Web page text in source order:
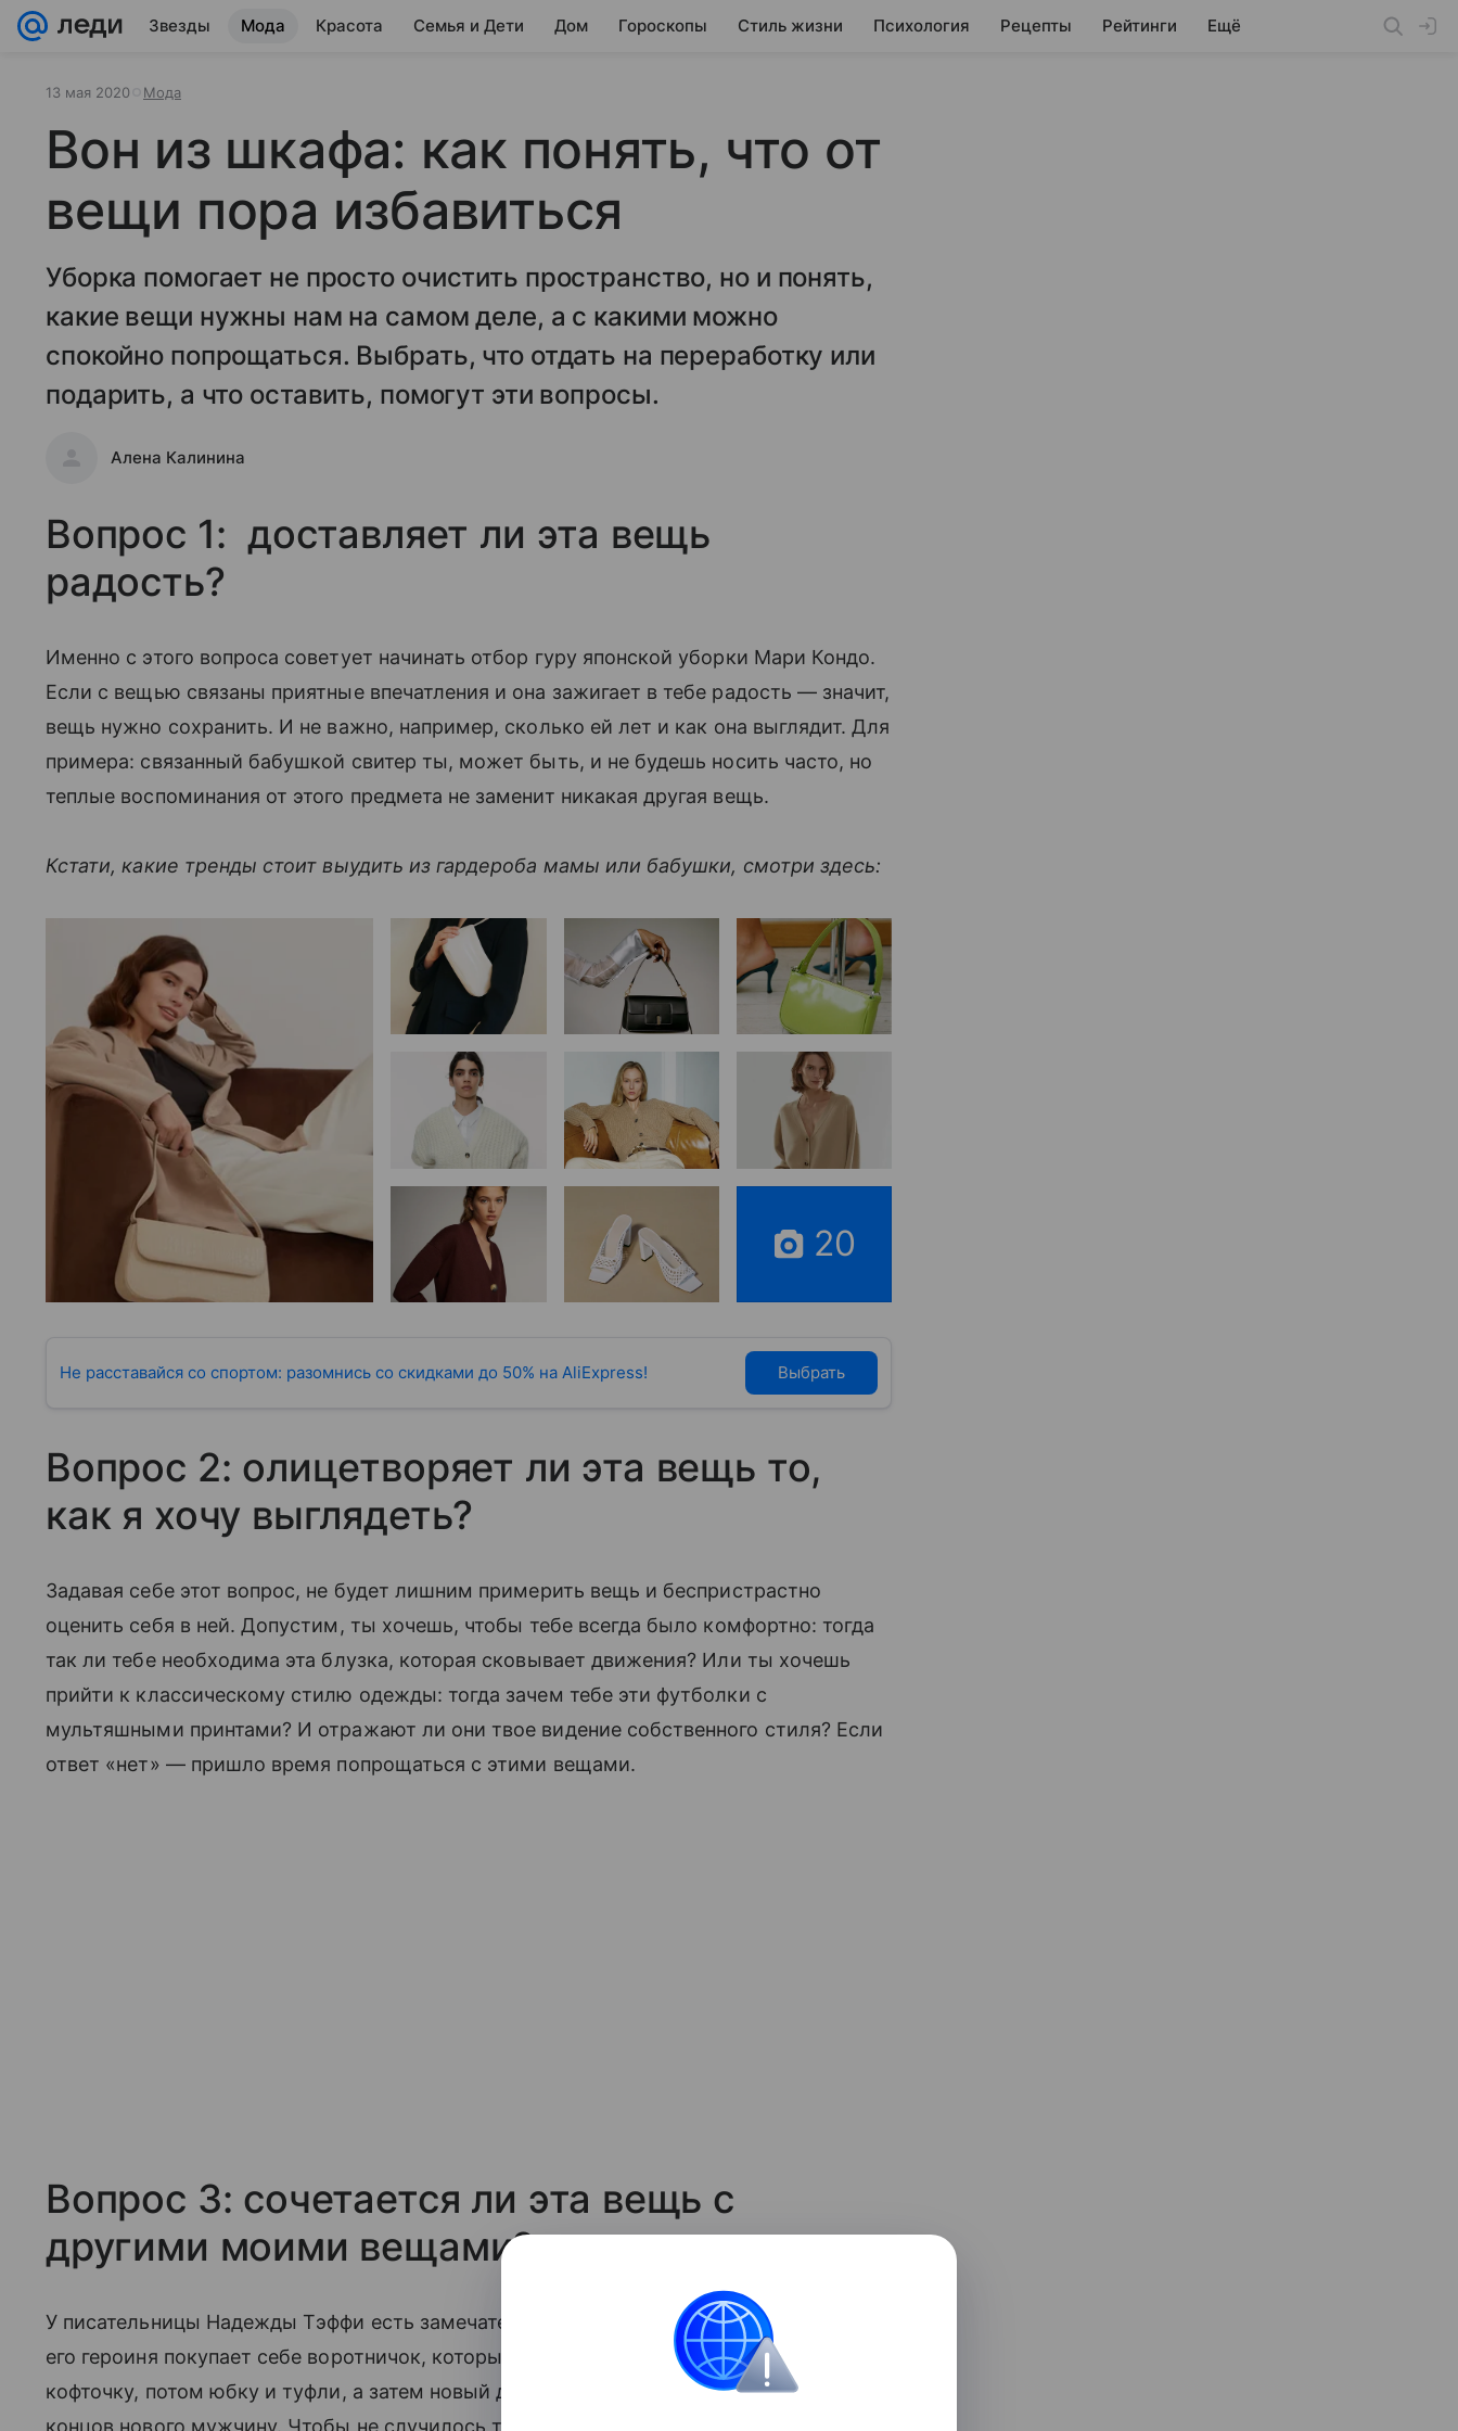
Звезды Мода Красота Семья и Дети Дом Гороскопы Стиль жизни Психология Рецепты Рейтинги Ещё
13 мая 2020 Мода
Вон из шкафа: как понять, что от
вещи пора избавиться
Уборка помогает не просто очистить пространство, но и понять,
какие вещи нужны нам на самом деле, а с какими можно
спокойно попрощаться. Выбрать, что отдать на переработку или
подарить, а что оставить, помогут эти вопросы.
Алена Калинина
Вопрос 1: доставляет ли эта вещь
радость?
Именно с этого вопроса советует начинать отбор гуру японской уборки Мари Кондо.
Если с вещью связаны приятные впечатления и она зажигает в тебе радость — значит,
вещь нужно сохранить. И не важно, например, сколько ей лет и как она выглядит. Для
примера: связанный бабушкой свитер ты, может быть, и не будешь носить часто, но
теплые воспоминания от этого предмета не заменит никакая другая вещь.
Кстати, какие тренды стоит выудить из гардероба мамы или бабушки, смотри здесь:
20
Не расставайся со спортом: разомнись со скидками до 50% на AliExpress! Выбрать
Вопрос 2: олицетворяет ли эта вещь то,
как я хочу выглядеть?
Задавая себе этот вопрос, не будет лишним примерить вещь и беспристрастно
оценить себя в ней. Допустим, ты хочешь, чтобы тебе всегда было комфортно: тогда
так ли тебе необходима эта блузка, которая сковывает движения? Или ты хочешь
прийти к классическому стилю одежды: тогда зачем тебе эти футболки с
мультяшными принтами? И отражают ли они твое видение собственного стиля? Если
ответ «нет» — пришло время попрощаться с этими вещами.
Вопрос 3: сочетается ли эта вещь с
другими моими вещами?
У писательницы Надежды Тэффи есть замечательный рассказ «Жизнь и воротник»:
его героиня покупает себе воротничок, который требует к себе сначала новую
кофточку, потом юбку и туфли, а затем новый диван, короткую стрижку и в конце
концов нового мужчину. Чтобы не случилось так, что вещь управляет тобой, а не